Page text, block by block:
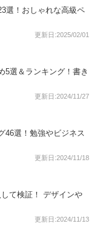
選！おしゃれな高級ペ
更新日:2025/02/01
5選＆ランキング！書き
更新日:2024/11/27
46選！勉強やビジネス
更新日:2024/11/18
て検証！ デザインや
更新日:2024/11/13